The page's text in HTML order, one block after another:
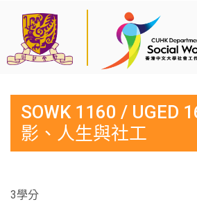
SOWK 1160 / UGED
影、人生與社工
3學分